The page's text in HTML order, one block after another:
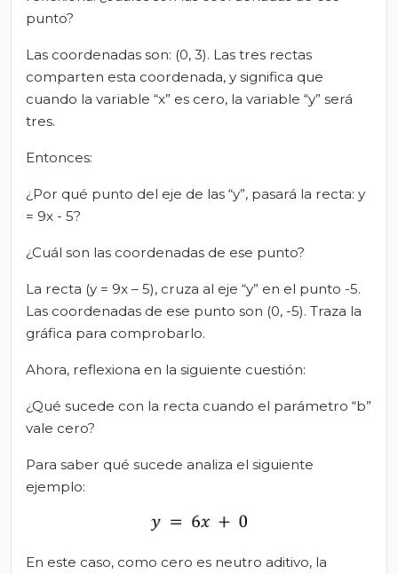
punto?
Las coordenadas son: (0, 3). Las tres rectas
comparten esta coordenada, y significa que
cuando la variable “x” es cero, la variable “y” será
tres.
Entonces:
¿Por qué punto del eje de las “y”, pasará la recta: y
= 9x - 5?
¿Cuál son las coordenadas de ese punto?
La recta (y = 9x – 5), cruza al eje “y” en el punto -5.
Las coordenadas de ese punto son (0, -5). Traza la
gráfica para comprobarlo.
Ahora, reflexiona en la siguiente cuestión:
¿Qué sucede con la recta cuando el parámetro “b”
vale cero?
Para saber qué sucede analiza el siguiente
ejemplo:
En este caso, como cero es neutro aditivo, la